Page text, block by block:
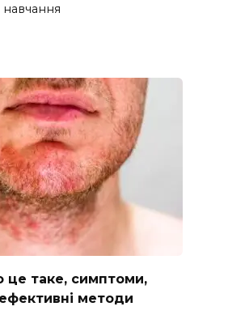
це таке, симптоми,
методи